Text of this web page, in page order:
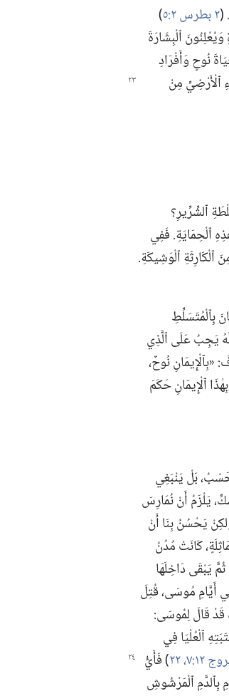
(‏٢ بطرس ٢:‏٥
‏)‏
ٱلْبِشَارَةَ
نُوحٍ وَأَفْرَادِ
ٱلْأَرْضِيِّ مِنْ
ٱلشِّرِّيرِ؟‏
ٱلْحِمَايَةِ.‏ فَفِي
ٱلْكَارِثَةِ ٱلْوَشِيكَةِ.‏
بِٱلْمُتَسَلِّطِ
يَجِبُ عَلَى ٱلَّذِي
نُوحٌ،‏
ٱلْإِيمَانِ حَكَمَ
بَلْ يَنْبَغِي
يَلْزَمُ أَنْ نُمَارِسَ
يَحْسُنُ بِنَا أَنْ
كَانَتْ مُدُنُ
يَبْقَى دَاخِلَهَا
أَيَّامِ مُوسَى،‏ قُتِلَ
قَدْ قَالَ لِمُوسَى:‏
ٱلْعُلْيَا فِي
١٢:‏٧،‏
‏)‏ فَأَيُّ
بِٱلدَّمِ ٱلْمَرْشُوشِ